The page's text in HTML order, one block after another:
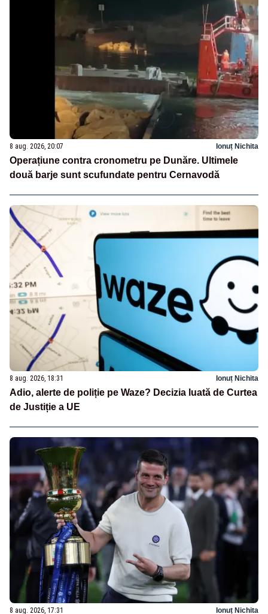
8 aug. 2026, 20:07 Ionuț Nichita
Operațiune contra cronometru pe Dunăre. Ultimele
două barje sunt scufundate pentru Cernavodă
8 aug. 2026, 18:31 Ionuț Nichita
Adio, alerte de poliție pe Waze? Decizia luată de Curtea
de Justiție a UE
8 aug. 2026, 17:31 Ionuț Nichita